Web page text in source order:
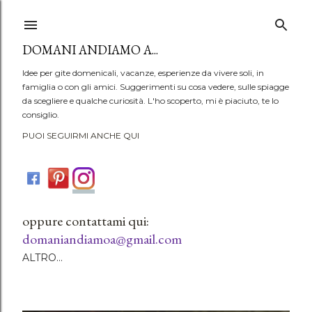
DOMANI ANDIAMO A...
Idee per gite domenicali, vacanze, esperienze da vivere soli, in
famiglia o con gli amici. Suggerimenti su cosa vedere, sulle spiagge
da scegliere e qualche curiosità. L'ho scoperto, mi è piaciuto, te lo
consiglio.
PUOI SEGUIRMI ANCHE QUI
oppure contattami qui:
domaniandiamoa@gmail.com
ALTRO…